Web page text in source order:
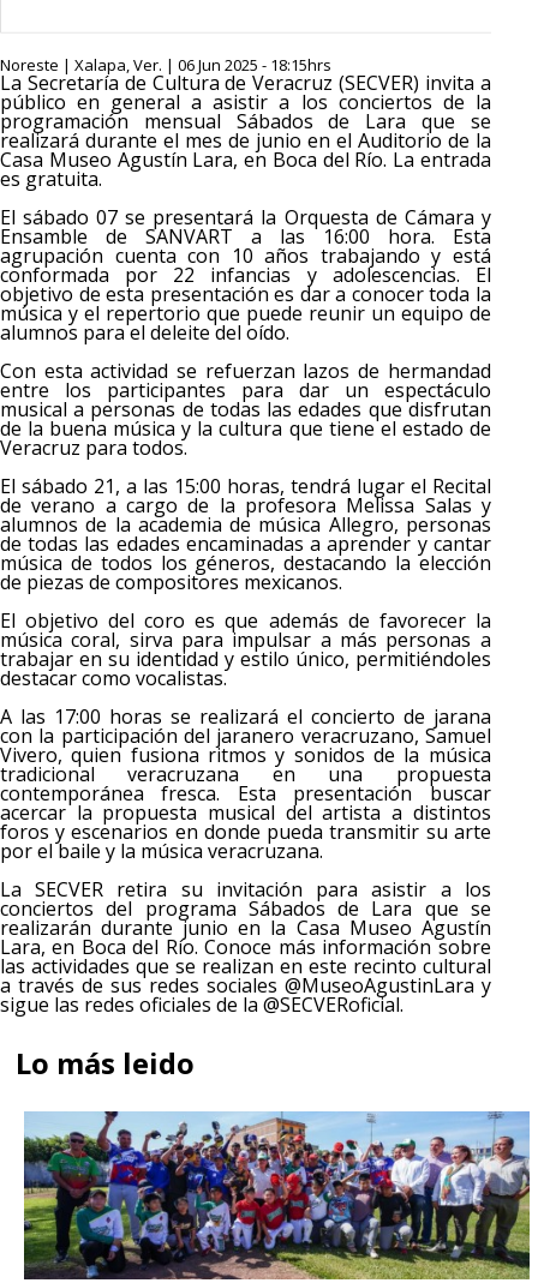
Noreste | Xalapa, Ver. | 06 Jun 2025 - 18:15hrs
La Secretaría de Cultura de Veracruz (SECVER) invita a
público en general a asistir a los conciertos de la
programación mensual Sábados de Lara que se
realizará durante el mes de junio en el Auditorio de la
Casa Museo Agustín Lara, en Boca del Río. La entrada
es gratuita.
El sábado 07 se presentará la Orquesta de Cámara y
Ensamble de SANVART a las 16:00 hora. Esta
agrupación cuenta con 10 años trabajando y está
conformada por 22 infancias y adolescencias. El
objetivo de esta presentación es dar a conocer toda la
música y el repertorio que puede reunir un equipo de
alumnos para el deleite del oído.
Con esta actividad se refuerzan lazos de hermandad
entre los participantes para dar un espectáculo
musical a personas de todas las edades que disfrutan
de la buena música y la cultura que tiene el estado de
Veracruz para todos.
El sábado 21, a las 15:00 horas, tendrá lugar el Recital
de verano a cargo de la profesora Melissa Salas y
alumnos de la academia de música Allegro, personas
de todas las edades encaminadas a aprender y cantar
música de todos los géneros, destacando la elección
de piezas de compositores mexicanos.
El objetivo del coro es que además de favorecer la
música coral, sirva para impulsar a más personas a
trabajar en su identidad y estilo único, permitiéndoles
destacar como vocalistas.
A las 17:00 horas se realizará el concierto de jarana
con la participación del jaranero veracruzano, Samuel
Vivero, quien fusiona ritmos y sonidos de la música
tradicional veracruzana en una propuesta
contemporánea fresca. Esta presentación buscar
acercar la propuesta musical del artista a distintos
foros y escenarios en donde pueda transmitir su arte
por el baile y la música veracruzana.
La SECVER retira su invitación para asistir a los
conciertos del programa Sábados de Lara que se
realizarán durante junio en la Casa Museo Agustín
Lara, en Boca del Río. Conoce más información sobre
las actividades que se realizan en este recinto cultural
a través de sus redes sociales @MuseoAgustinLara y
sigue las redes oficiales de la @SECVERoficial.
Lo más leido